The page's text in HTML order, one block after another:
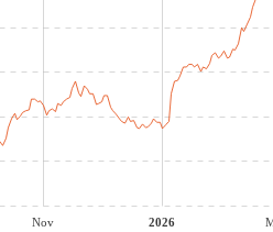
Nov 2026